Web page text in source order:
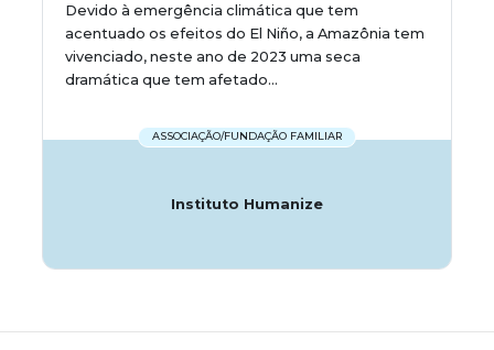
Devido à emergência climática que tem
acentuado os efeitos do El Niño, a Amazônia tem
vivenciado, neste ano de 2023 uma seca
dramática que tem afetado...
ASSOCIAÇÃO/FUNDAÇÃO FAMILIAR
Instituto Humanize